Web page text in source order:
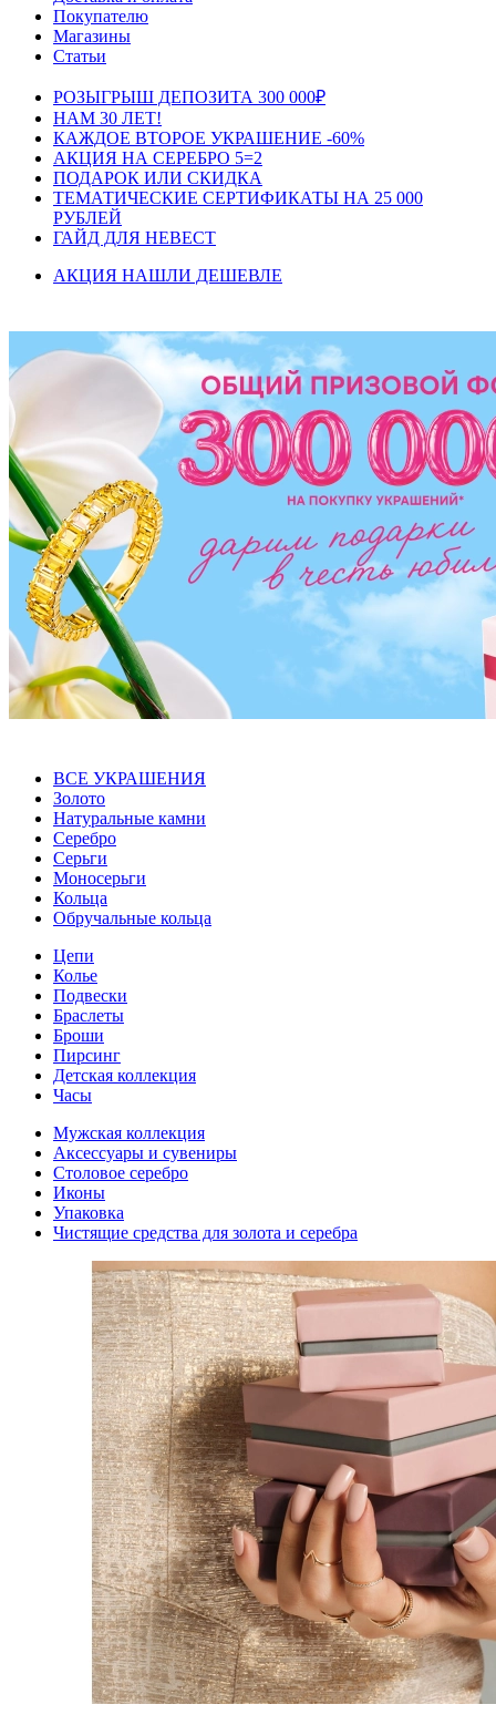
Покупателю
Магазины
Статьи
РОЗЫГРЫШ ДЕПОЗИТА 300 000₽
НАМ 30 ЛЕТ!
КАЖДОЕ ВТОРОЕ УКРАШЕНИЕ -60%
АКЦИЯ НА СЕРЕБРО 5=2
ПОДАРОК ИЛИ СКИДКА
ТЕМАТИЧЕСКИЕ СЕРТИФИКАТЫ НА 25 000
РУБЛЕЙ
ГАЙД ДЛЯ НЕВЕСТ
АКЦИЯ НАШЛИ ДЕШЕВЛЕ
ВСЕ УКРАШЕНИЯ
Золото
Натуральные камни
Серебро
Серьги
Моносерьги
Кольца
Обручальные кольца
Цепи
Колье
Подвески
Браслеты
Броши
Пирсинг
Детская коллекция
Часы
Мужская коллекция
Аксессуары и сувениры
Столовое серебро
Иконы
Упаковка
Чистящие средства для золота и серебра